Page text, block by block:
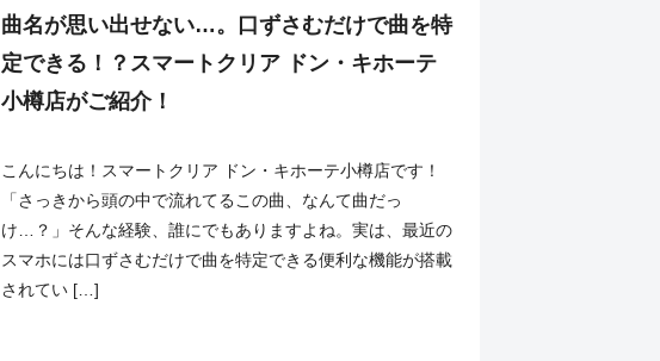
曲名が思い出せない…。口ずさむだけで曲を特
定できる！？スマートクリア ドン・キホーテ
小樽店がご紹介！
こんにちは！スマートクリア ドン・キホーテ小樽店です！
「さっきから頭の中で流れてるこの曲、なんて曲だっ
け…？」そんな経験、誰にでもありますよね。実は、最近の
スマホには口ずさむだけで曲を特定できる便利な機能が搭載
されてい […]